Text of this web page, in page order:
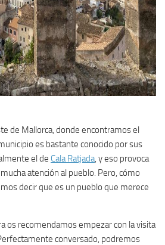
de Mallorca, donde encontramos el
es bastante conocido por sus
el de Cala Ratjada , y eso provoca
atención al pueblo. Pero, cómo
decir que es un pueblo que merece
os recomendamos empezar con la visita
conversado, podremos